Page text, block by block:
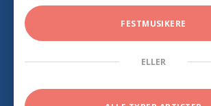
FESTMUSIKERE
ELLER